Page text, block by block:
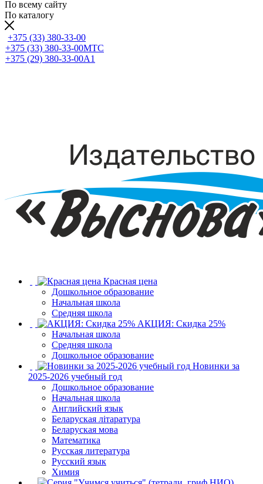
По всему сайту
По каталогу
+375 (33) 380-33-00
+375 (33) 380-33-00МТС
+375 (29) 380-33-00А1
Красная цена
Дошкольное образование
Начальная школа
Средняя школа
АКЦИЯ: Скидка 25%
Начальная школа
Средняя школа
Дошкольное образование
Новинки за
2025-2026 учебный год
Дошкольное образование
Начальная школа
Английский язык
Беларуская літаратура
Беларуская мова
Математика
Русская литература
Русский язык
Химия